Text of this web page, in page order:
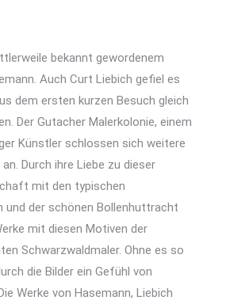
bekannt gewordenem
Auch Curt Liebich gefiel es
dem ersten kurzen Besuch gleich
Der Gutacher Malerkolonie, einem
Künstler schlossen sich weitere
Durch ihre Liebe zu dieser
mit den typischen
und der schönen Bollenhuttracht
mit diesen Motiven der
Schwarzwaldmaler. Ohne es so
die Bilder ein Gefühl von
Werke von Hasemann, Liebich